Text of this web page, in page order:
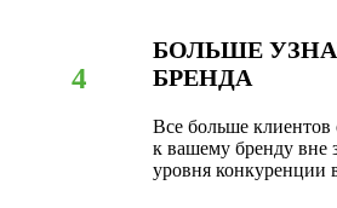
4
БОЛЬШЕ
БРЕНДА
Все больше
к вашему бренду вне
уровня конкуренции